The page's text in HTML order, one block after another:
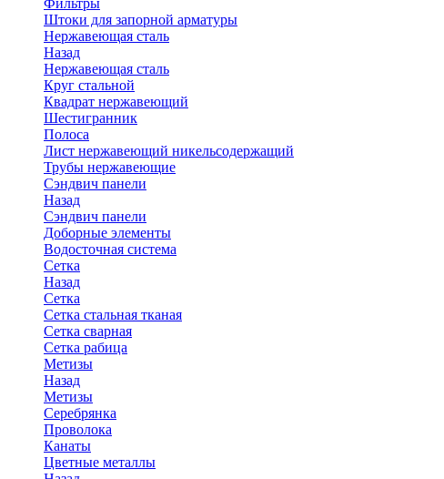
Фильтры
Штоки для запорной арматуры
Нержавеющая сталь
Назад
Нержавеющая сталь
Круг стальной
Квадрат нержавеющий
Шестигранник
Полоса
Лист нержавеющий никельсодержащий
Трубы нержавеющие
Сэндвич панели
Назад
Сэндвич панели
Доборные элементы
Водосточная система
Сетка
Назад
Сетка
Сетка стальная тканая
Сетка сварная
Сетка рабица
Метизы
Назад
Метизы
Серебрянка
Проволока
Канаты
Цветные металлы